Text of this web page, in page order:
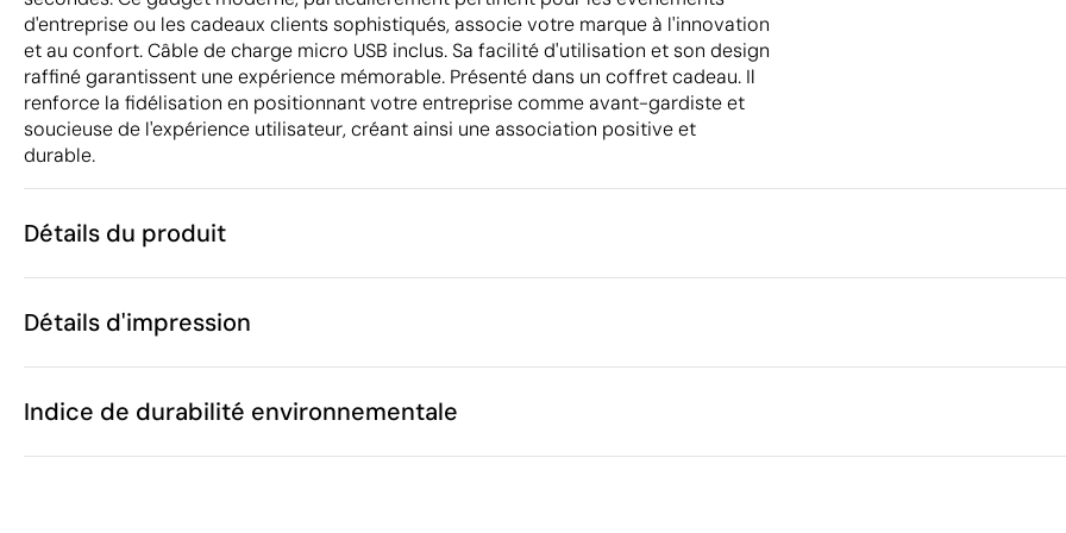
d'entreprise ou les cadeaux clients sophistiqués, associe votre marque à l'innovation
et au confort. Câble de charge micro USB inclus. Sa facilité d'utilisation et son design
raffiné garantissent une expérience mémorable. Présenté dans un coffret cadeau. Il
renforce la fidélisation en positionnant votre entreprise comme avant-gardiste et
soucieuse de l'expérience utilisateur, créant ainsi une association positive et
durable.
Détails du produit
Caractéristiques
Code du produit
Poids
427 g
Matière
Acier inoxydable, Plastique ABS
Emballage
Poids de la boîte extérieure
Détails d'impression
Indice de durabilité environnementale